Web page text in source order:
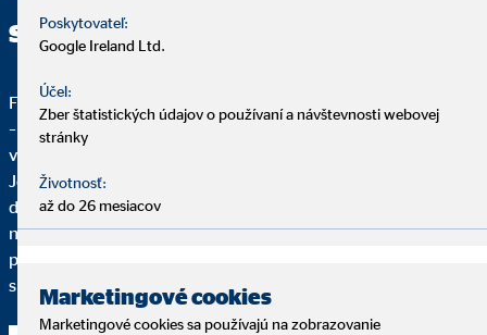
svoju kariéru u nás!
Flexibilita, sebarealizácia a plnenie úlohy so zmyslom a cieľom
– to je to, čo robí prácu finančného sprostredkovateľa OVB
výnimočnou.
Jedine vaše nasadenie rozhoduje o tom, kam to u nás
dotiahnete. Ak už nemáte chuť na monotónny pracovný deň a
namiesto toho chcete byť samostatný a zároveň chcete
pracovať s kompetentnými a milými kolegami, ste u nás
správne.
Poskytovateľ:
Google Ireland Ltd.
Účel:
Zber štatistických údajov o používaní a návštevnosti webovej
stránky
Životnosť:
až do 26 mesiacov
Marketingové cookies
Marketingové cookies sa používajú na zobrazovanie